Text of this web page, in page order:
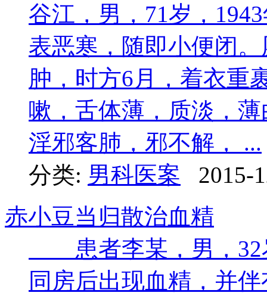
谷江，男，71岁，
表恶寒，随即小便闭
肿，时方6月，着衣重
嗽，舌体薄，质淡，
淫邪客肺，邪不解， ...
分类: 男科医案
2015-
赤小豆当归散治血精
患者李某，男，32
同房后出现血精，并